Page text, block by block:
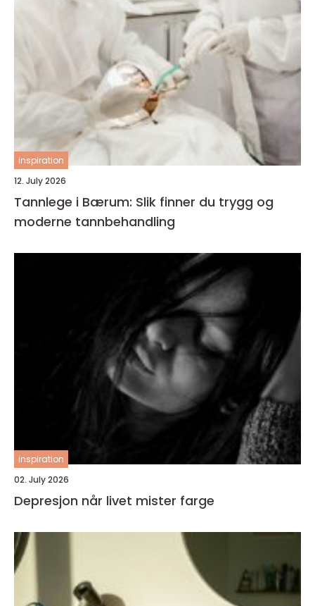
inspiration
12. July 2026
Tannlege i Bærum: Slik finner du trygg og
moderne tannbehandling
inspiration
02. July 2026
Depresjon når livet mister farge